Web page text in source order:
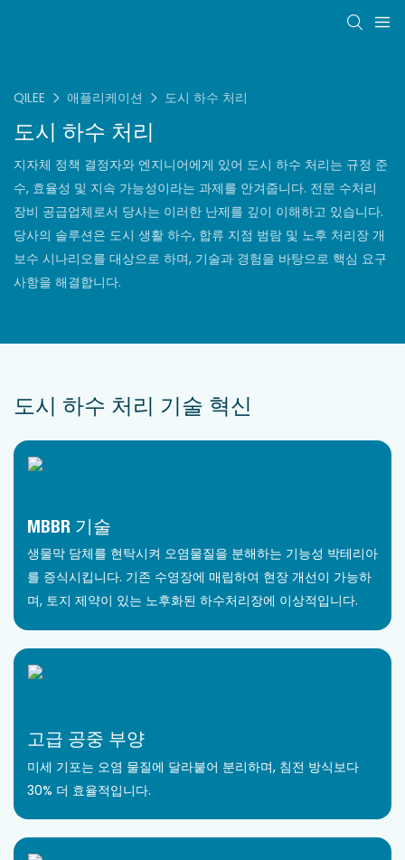
QILEE 애플리케이션 도시 하수 처리
도시 하수 처리
지자체 정책 결정자와 엔지니어에게 있어 도시 하수 처리는 규정 준
수, 효율성 및 지속 가능성이라는 과제를 안겨줍니다. 전문 수처리
장비 공급업체로서 당사는 이러한 난제를 깊이 이해하고 있습니다.
당사의 솔루션은 도시 생활 하수, 합류 지점 범람 및 노후 처리장 개
보수 시나리오를 대상으로 하며, 기술과 경험을 바탕으로 핵심 요구
사항을 해결합니다.
도시 하수 처리 기술 혁신
MBBR 기술
생물막 담체를 현탁시켜 오염물질을 분해하는 기능성 박테리아
를 증식시킵니다. 기존 수영장에 매립하여 현장 개선이 가능하
며, 토지 제약이 있는 노후화된 하수처리장에 이상적입니다.
고급 공중 부양
미세 기포는 오염 물질에 달라붙어 분리하며, 침전 방식보다
30% 더 효율적입니다.